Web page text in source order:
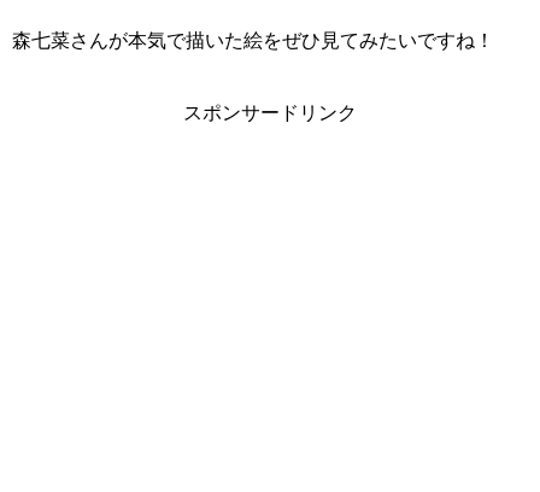
森七菜さんが本気で描いた絵をぜひ見てみたいですね！
スポンサードリンク